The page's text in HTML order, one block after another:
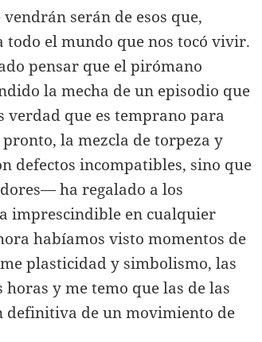
serán de esos que,
todo el mundo que nos tocó vivir.
pensar que el pirómano
la mecha de un episodio que
verdad que es temprano para
la mezcla de torpeza y
defectos incompatibles, sino que
ha regalado a los
imprescindible en cualquier
habíamos visto momentos de
plasticidad y simbolismo, las
y me temo que las de las
definitiva de un movimiento de